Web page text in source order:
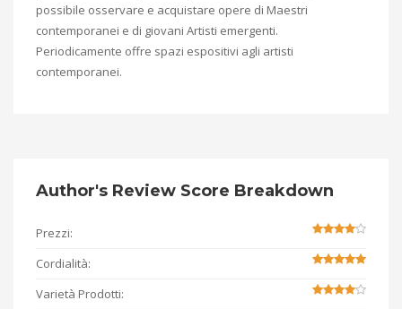
possibile osservare e acquistare opere di Maestri
contemporanei e di giovani Artisti emergenti.
Periodicamente offre spazi espositivi agli artisti
contemporanei.
Author's Review Score Breakdown
Prezzi:
Cordialità:
Varietà Prodotti: